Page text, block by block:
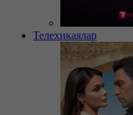
Телехикаялар